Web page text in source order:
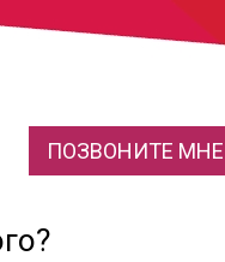
ПОЗВОНИТЕ МНЕ